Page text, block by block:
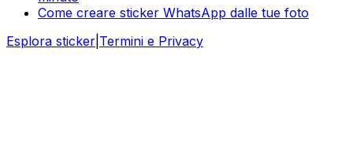
Come creare sticker WhatsApp dalle tue foto
Esplora sticker Termini e Privacy